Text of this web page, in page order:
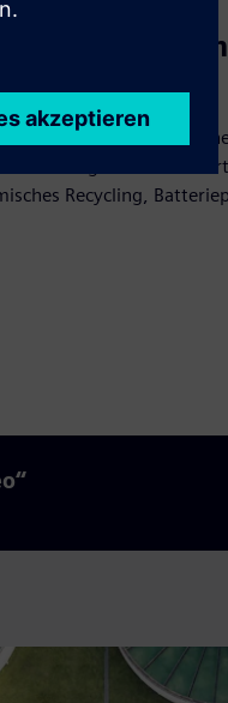
der
Version ist SIMATIC
verfügbar. Es
Recycling,